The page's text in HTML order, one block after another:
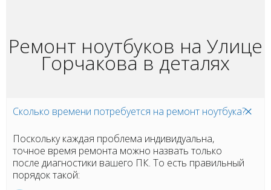
Ремонт ноутбуков на Улице
Горчакова в деталях
Сколько времени потребуется на ремонт ноутбука?
Поскольку каждая проблема индивидуальна,
точное время ремонта можно назвать только
после диагностики вашего ПК. То есть правильный
порядок такой: